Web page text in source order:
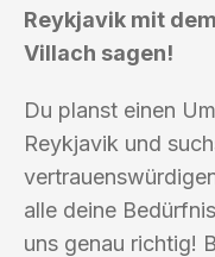
Reykjavik mit
Villach sagen!
Du planst einen
Reykjavik und
alle deine
uns genau richtig!